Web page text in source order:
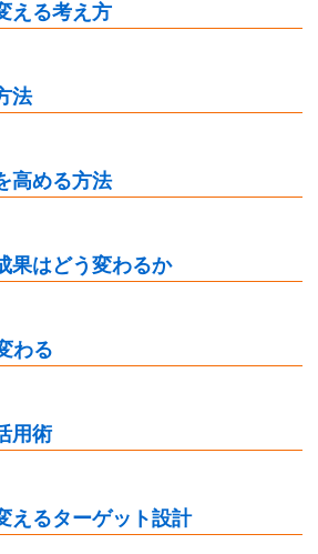
える考え方
法
高める方法
果はどう変わるか
わる
用術
えるターゲット設計